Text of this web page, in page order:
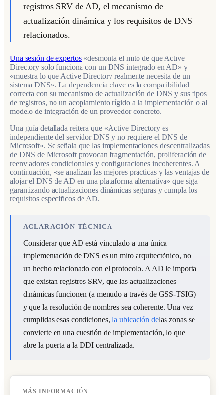
registros SRV de AD, el mecanismo de
actualización dinámica y los requisitos de DNS
relacionados.
Una sesión de expertos «desmonta el mito de que Active
Directory solo funciona con un DNS integrado en AD» y
«muestra lo que Active Directory realmente necesita de un
sistema DNS». La dependencia clave es la compatibilidad
correcta con su mecanismo de actualización de DNS y sus tipos
de registros, no un acoplamiento rígido a la implementación o al
modelo de integración de un proveedor concreto.
Una guía detallada reitera que «Active Directory es
independiente del servidor DNS y no requiere el DNS de
Microsoft». Se señala que las implementaciones descentralizadas
de DNS de Microsoft provocan fragmentación, proliferación de
reenviadores condicionales y configuraciones incoherentes. A
continuación, «se analizan las mejores prácticas y las ventajas de
alojar el DNS de AD en una plataforma alternativa» que siga
garantizando actualizaciones dinámicas seguras y cumpla los
requisitos específicos de AD.
ACLARACIÓN TÉCNICA
Considerar que AD está vinculado a una única
implementación de DNS es un mito arquitectónico, no
un hecho relacionado con el protocolo. A AD le importa
que existan registros SRV, que las actualizaciones
dinámicas funcionen (a menudo a través de GSS-TSIG)
y que la resolución de nombres sea coherente. Una vez
cumplidas esas condiciones, la ubicación delas zonas se
convierte en una cuestión de implementación, lo que
abre la puerta a la DDI centralizada.
MÁS INFORMACIÓN